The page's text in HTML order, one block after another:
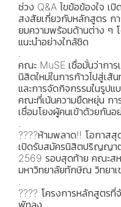
ช่วง Q&A ไขข้อข้องใจ เ
สงสัยเกี่ยวกับหลักสูตร กา
ยมความพร้อมด้านต่าง ๆ
แนะนำอย่างใกล้ชิด
.
คณะ MuSE เชื่อมั่นว่าการ
นิสิตใหม่ในการก้าวไปสู่เส้
และการจัดกิจกรรมในรูป
คณะที่เน้นความยืดหยุ่น กา
เชื่อมโยงผู้คนเข้าด้วยกัน
.
????ห้ามพลาด‼️ โอกาสสุ
เปิดรับสมัครนิสิตปริญญา
2569 รอบสุดท้าย คณะสห
มหาวิทยาลัยทักษิณ วิทยา
.
???? โครงการหลักสูตร
พัทลุง